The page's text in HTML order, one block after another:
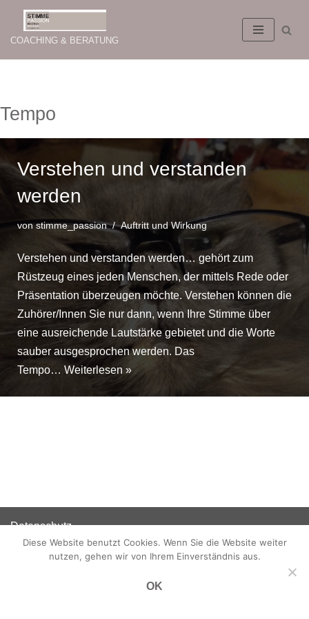
Zum
Inhalt
COACHING & BERATUNG
Tempo
Verstehen und verstanden
werden
vonstimme_passion Auftritt und Wirkung
Verstehen und verstanden werden… gehört zum
Rüstzeug eines jeden Menschen, der mittels Rede oder
Präsentation überzeugen möchte. Verstehen können die
Zuhörer/Innen Sie nur dann, wenn Ihre Stimme über
eine ausreichende Lautstärke gebietet und die Worte
sauber ausgesprochen werden. Das
Tempo… Weiterlesen »
Datenschutz
Disclaimer
Diese Website benutzt Cookies. Wenn Sie die Website weiter
nutzen, gehen wir von Ihrem Einverständnis aus.
OK